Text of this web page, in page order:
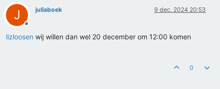
J
Offline
juliaboek 9 dec. 2024 20:53
lizloosen wij willen dan wel 20 december om 12:00 komen
0